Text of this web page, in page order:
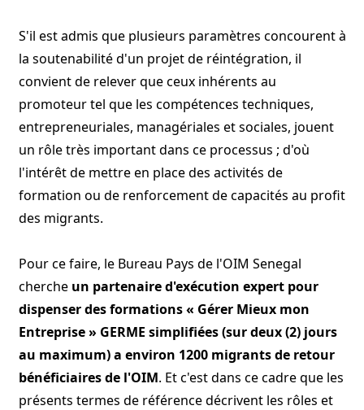
S'il est admis que plusieurs paramètres concourent à
la soutenabilité d'un projet de réintégration, il
convient de relever que ceux inhérents au
promoteur tel que les compétences techniques,
entrepreneuriales, managériales et sociales, jouent
un rôle très important dans ce processus ; d'où
l'intérêt de mettre en place des activités de
formation ou de renforcement de capacités au profit
des migrants.
Pour ce faire, le Bureau Pays de l'OIM Senegal
cherche un partenaire d'exécution expert pour
dispenser des formations « Gérer Mieux mon
Entreprise » GERME simplifiées (sur deux (2) jours
au maximum) a environ 1200 migrants de retour
bénéficiaires de l'OIM. Et c'est dans ce cadre que les
présents termes de référence décrivent les rôles et